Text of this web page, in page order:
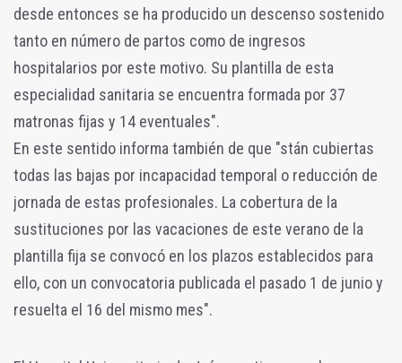
desde entonces se ha producido un descenso sostenido
tanto en número de partos como de ingresos
hospitalarios por este motivo. Su plantilla de esta
especialidad sanitaria se encuentra formada por 37
matronas fijas y 14 eventuales".
En este sentido informa también de que "stán cubiertas
todas las bajas por incapacidad temporal o reducción de
jornada de estas profesionales. La cobertura de la
sustituciones por las vacaciones de este verano de la
plantilla fija se convocó en los plazos establecidos para
ello, con un convocatoria publicada el pasado 1 de junio y
resuelta el 16 del mismo mes".